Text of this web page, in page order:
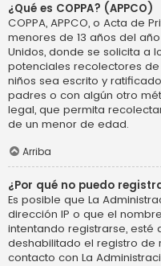
¿Qué es COPPA? (APPCO)
COPPA, APPCO, o Acta de
menores de 13 años del
Unidos, donde se solicita a
potenciales recolectores
niños sea escrito y
padres o con algún otro
legal, que permita
de un menor de edad.
Arriba
¿Por qué no puedo
Es posible que La
dirección IP o que el
intentando registrarse, esté
deshabilitado el registro de
contacto con La